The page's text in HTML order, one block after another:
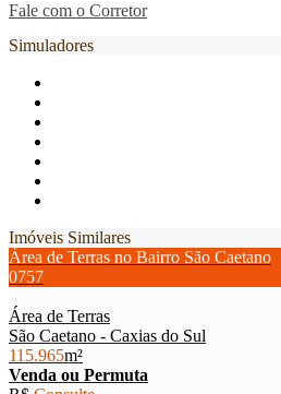
Fale com o Corretor
Simuladores
Imóveis Similares
Área de Terras no Bairro São Caetano
0757
Área de Terras
São Caetano - Caxias do Sul
115.965m²
Venda ou Permuta